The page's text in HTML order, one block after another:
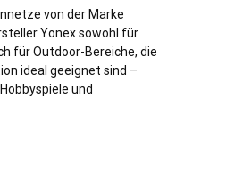
von der Marke
Yonex sowohl für
für Outdoor-Bereiche, die
ideal geeignet sind –
und